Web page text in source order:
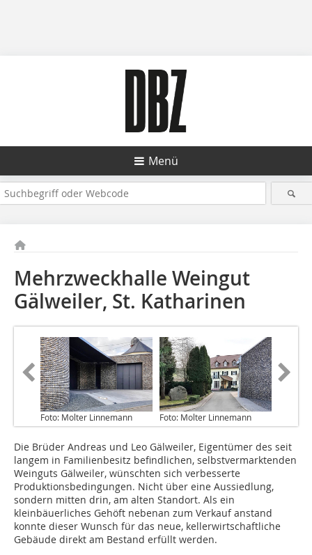
Menü
Mehrzweckhalle Weingut
Gälweiler, St. Katharinen
Foto: Molter Linnemann Foto: Molter Linnemann
Die Brüder Andreas und Leo Gälweiler, Eigentümer des seit
langem in Familienbesitz befindlichen, selbstvermarktenden
Weinguts Gälweiler, wünschten sich verbesserte
Produktionsbedingungen. Nicht über eine Aussiedlung,
sondern mitten drin, am alten Standort. Als ein
kleinbäuerliches Gehöft nebenan zum Verkauf anstand
konnte dieser Wunsch für das neue, kellerwirtschaftliche
Gebäude direkt am Bestand erfüllt werden.